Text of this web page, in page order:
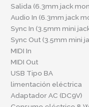
Salida (6.3mm jack
Audio In (6.3mm jack
Sync In (3.5mm mini
Sync Out (3.5mm mini
MIDI In
MIDI Out
USB Tipo BA
limentación eléctrica
Adaptador AC (DC9V)